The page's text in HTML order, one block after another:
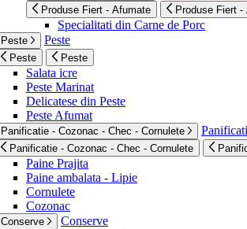
Produse Fiert - Afumate Produse Fiert -
Specialitati din Carne de Porc
Peste Peste
Peste Peste
Salata icre
Peste Marinat
Delicatese din Peste
Peste Afumat
Panificatie - Cozonac - Chec - Cornulete
Panificatie - Cozonac - Chec - Cornulete
Paine Prajita
Paine ambalata - Lipie
Cornulete
Cozonac
Conserve Conserve